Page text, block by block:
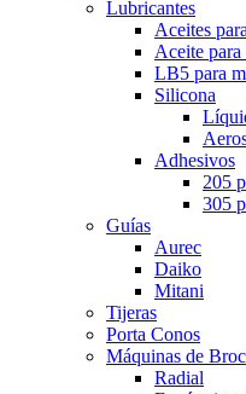
Lubricantes
Aceites
Aceite
LB5 para
Silicona
Adhesivos
205
305
Guías
Aurec
Daiko
Mitani
Tijeras
Porta Conos
Máquinas de
Radial